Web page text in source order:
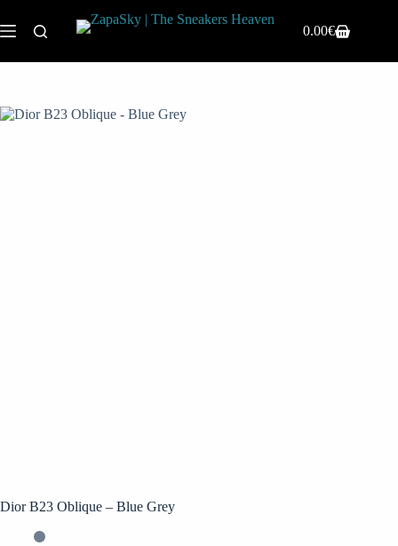
0.00€
Dior B23 Oblique – Blue Grey